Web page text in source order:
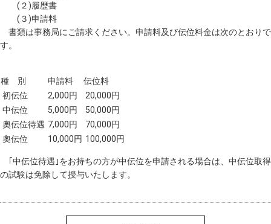
(２)履歴書
(３)申請料
書類は事務局にご請求ください。申請料及び伝位料金は次のとおりで
す。
種 別 申請料
伝位料
初伝位
2,000円
20,000円
中伝位
5,000円
50,000円
奧伝位待遇 7,000円
70,000円
奧伝位
10,000円 100,000円
｢中伝位待遇｣をお持ちの方が中伝位を申請される場合は、中伝位取得
の試験は免除して授与いたします。